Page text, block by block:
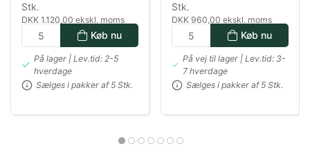
Stk.
DKK 1.120,00 ekskl. moms
Køb nu
På lager | Lev.tid: 2-5
hverdage
Sælges i pakker af 5 Stk.
Stk.
DKK 960,00 ekskl. moms
Køb nu
På vej til lager | Lev.tid: 3-
7 hverdage
Sælges i pakker af 5 Stk.